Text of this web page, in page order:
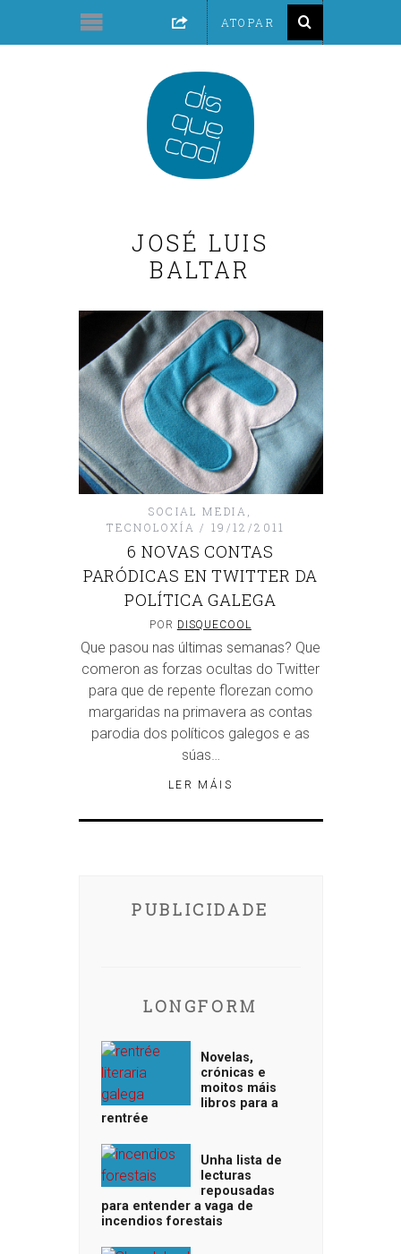
JOSÉ LUIS
BALTAR
SOCIAL MEDIA
TECNOLOXÍA
19/12/2011
6 NOVAS CONTAS
PARÓDICAS EN TWITTER DA
POLÍTICA GALEGA
POR DISQUECOOL
Que pasou nas últimas semanas? Que
comeron as forzas ocultas do Twitter
para que de repente florezan como
margaridas na primavera as contas
parodia dos políticos galegos e as
súas…
LER MÁIS
PUBLICIDADE
LONGFORM
Novelas,
crónicas e
moitos máis
libros para a
rentrée
Unha lista de
lecturas
repousadas
para entender a vaga de
incendios forestais